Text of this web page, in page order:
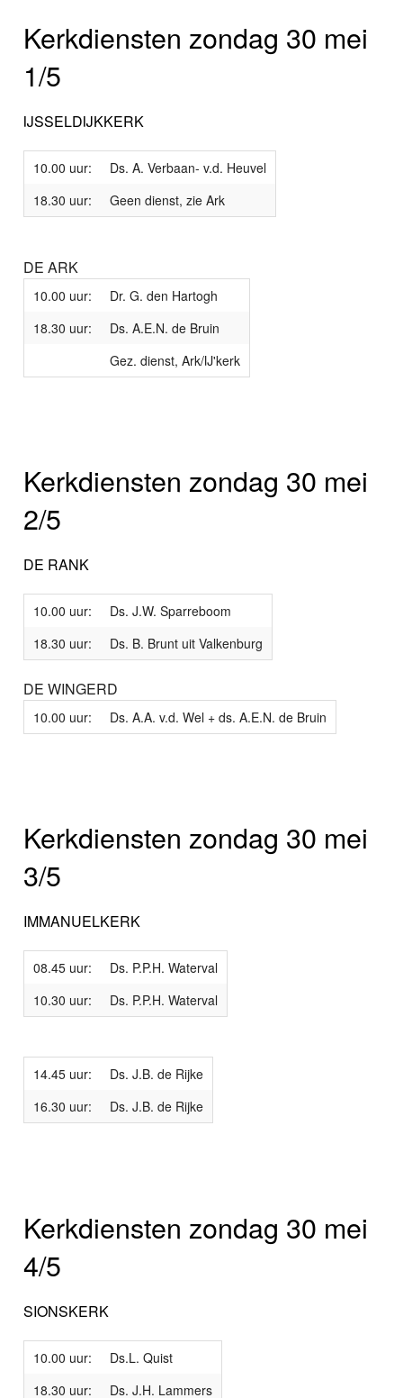
Kerkdiensten zondag 30 mei
1/5
IJSSELDIJKKERK
10.00 uur:
Ds. A. Verbaan- v.d. Heuvel
18.30 uur:
Geen dienst, zie Ark
DE ARK
10.00 uur:
Dr. G. den Hartogh
18.30 uur:
Ds. A.E.N. de Bruin
Gez. dienst, Ark/IJ'kerk
Kerkdiensten zondag 30 mei
2/5
DE RANK
10.00 uur:
Ds. J.W. Sparreboom
18.30 uur:
Ds. B. Brunt uit Valkenburg
DE WINGERD
10.00 uur: Ds. A.A. v.d. Wel + ds. A.E.N. de Bruin
Kerkdiensten zondag 30 mei
3/5
IMMANUELKERK
08.45 uur:
Ds. P.P.H. Waterval
10.30 uur:
Ds. P.P.H. Waterval
14.45 uur:
Ds. J.B. de Rijke
16.30 uur:
Ds. J.B. de Rijke
Kerkdiensten zondag 30 mei
4/5
SIONSKERK
10.00 uur:
Ds.L. Quist
18.30 uur:
Ds. J.H. Lammers